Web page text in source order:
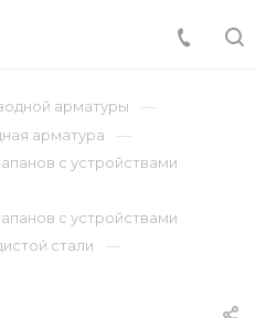
арматуры
арматура
с устройствами
с устройствами
стали